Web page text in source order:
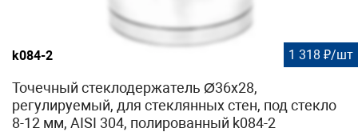
k084-2 1 318 ₽/шт
Точечный стеклодержатель Ø36x28,
регулируемый, для стеклянных стен, под стекло
8-12 мм, AISI 304, полированный k084-2